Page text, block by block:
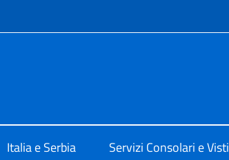
Italia e Serbia Servizi Consolari e Visti